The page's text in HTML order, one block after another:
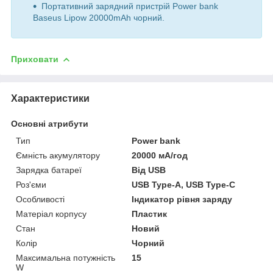
Портативний зарядний пристрій Power bank
Baseus Lipow 20000mAh чорний.
Приховати
Характеристики
Основні атрибути
Тип
Power bank
Ємність акумулятору
20000 мА/год
Зарядка батареї
Від USB
Роз'єми
USB Type-A, USB Type-C
Особливості
Індикатор рівня заряду
Матеріал корпусу
Пластик
Стан
Новий
Колір
Чорний
Максимальна потужність
W
15